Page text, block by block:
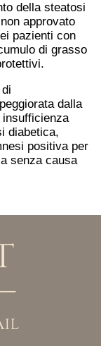
della steatosi
approvato
pazienti con
di grasso
dalla
diabetica,
positiva per
senza causa